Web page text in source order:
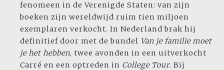
fenomeen in de Verenigde Staten: van zijn
boeken zijn wereldwijd ruim tien miljoen
exemplaren verkocht. In Nederland brak hij
definitief door met de bundel Van je familie moet
je het hebben, twee avonden in een uitverkocht
Carré en een optreden in College Tour. Bij